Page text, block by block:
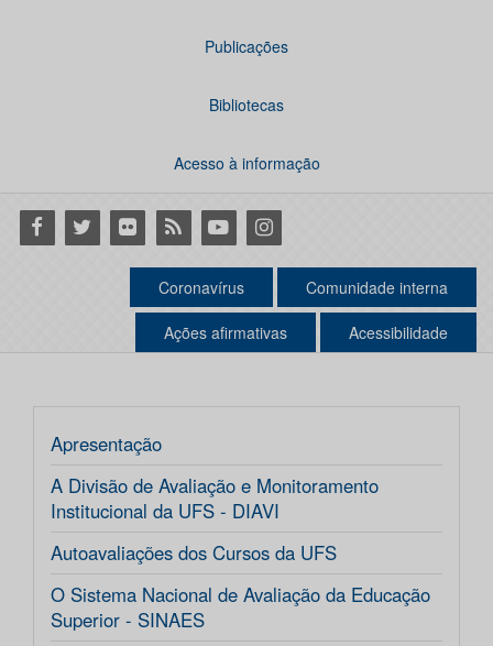
Publicações
Bibliotecas
Acesso à informação
Facebook
Twitter Flickr RSS YoutubeInstagram
Coronavírus Comunidade interna
Ações afirmativas Acessibilidade
Apresentação
A Divisão de Avaliação e Monitoramento
Institucional da UFS - DIAVI
Autoavaliações dos Cursos da UFS
O Sistema Nacional de Avaliação da Educação
Superior - SINAES